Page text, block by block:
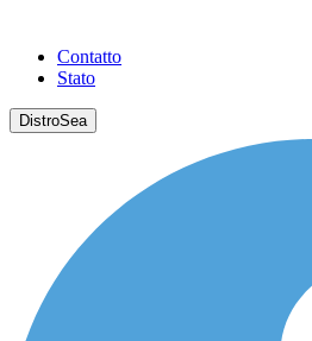
Contatto
Stato
DistroSea